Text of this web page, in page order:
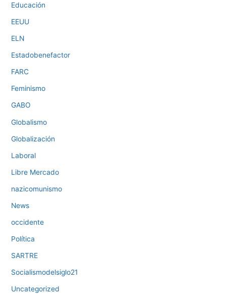
Educación
EEUU
ELN
Estadobenefactor
FARC
Feminismo
GABO
Globalismo
Globalización
Laboral
Libre Mercado
nazicomunismo
News
occidente
Política
SARTRE
Socialismodelsiglo21
Uncategorized